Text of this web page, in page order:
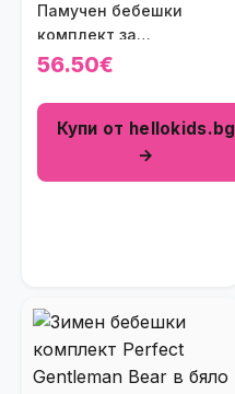
Памучен бебешки
комплект за
изписване Perfect
и светлосиньо (6
части)
56.50€
Купи от hellokids.bg
→